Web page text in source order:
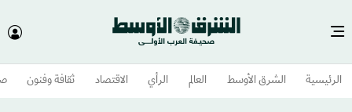
الرئيسية الشرق الأوسط​ العالم الرأي الاقتصاد ثقافة وفنون